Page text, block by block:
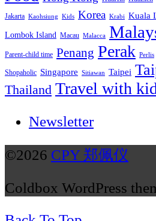
Jakarta Kaohsiung Kids Korea Krabi Kuala
Lombok Island Macau Malacca
Parent-child time Penang Perak Perlis
Shopaholic Singapore Sitiawan Taipei
Thailand Travel with
Newsletter
©2026 CPY 郑佩仪
Coldbox WordPress